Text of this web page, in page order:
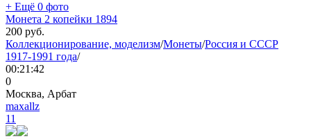
+ Ещё 0 фото
Монета 2 копейки 1894
200 руб.
Коллекционирование, моделизм/Монеты/Россия и СССР
1917-1991 года/
00:21:42
0
Москва, Арбат
maxallz
11